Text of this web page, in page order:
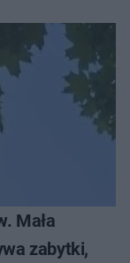
Mała
zabytki,